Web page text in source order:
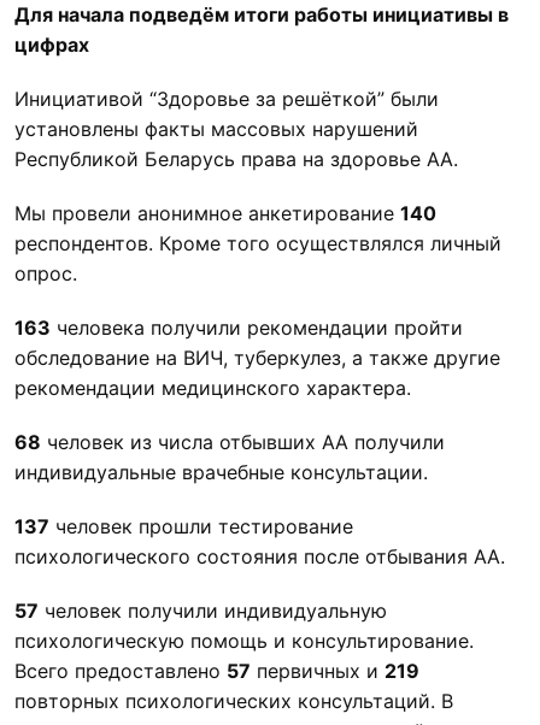
Для начала подведём итоги работы инициативы в
цифрах
Инициативой “Здоровье за решёткой” были
установлены факты массовых нарушений
Республикой Беларусь права на здоровье АА.
Мы провели анонимное анкетирование 140
респондентов. Кроме того осуществлялся личный
опрос.
163 человека получили рекомендации пройти
обследование на ВИЧ, туберкулез, а также другие
рекомендации медицинского характера.
68 человек из числа отбывших АА получили
индивидуальные врачебные консультации.
137 человек прошли тестирование
психологического состояния после отбывания АА.
57 человек получили индивидуальную
психологическую помощь и консультирование.
Всего предоставлено 57 первичных и 219
повторных психологических консультаций. В